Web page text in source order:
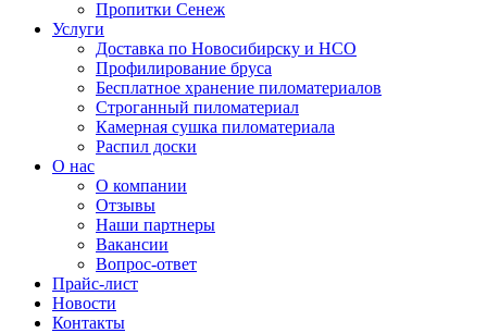
Пропитки Сенеж
Услуги
Доставка по Новосибирску и НСО
Профилирование бруса
Бесплатное хранение пиломатериалов
Строганный пиломатериал
Камерная сушка пиломатериала
Распил доски
О нас
О компании
Отзывы
Наши партнеры
Вакансии
Вопрос-ответ
Прайс-лист
Новости
Контакты